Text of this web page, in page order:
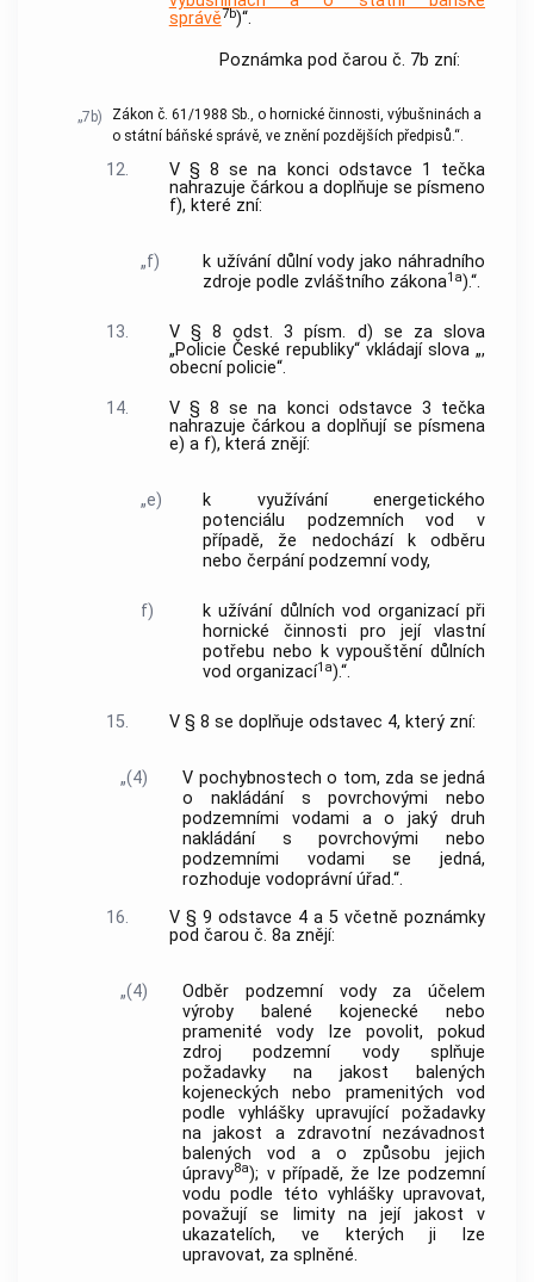
správě7b)“.
Poznámka pod čarou č. 7b zní:
„7b)
Zákon č. 61/1988 Sb., o hornické činnosti, výbušninách a
o státní báňské správě, ve znění pozdějších předpisů.“.
12.
V § 8 se na konci odstavce 1 tečka
nahrazuje čárkou a doplňuje se písmeno
f), které zní:
„f)
k užívání důlní vody jako náhradního
zdroje podle zvláštního zákona1a).“.
13.
V § 8 odst. 3 písm. d) se za slova
„Policie České republiky“ vkládají slova „,
obecní policie“.
14.
V § 8 se na konci odstavce 3 tečka
nahrazuje čárkou a doplňují se písmena
e) a f), která znějí:
„e)
k využívání energetického
potenciálu podzemních vod v
případě, že nedochází k odběru
nebo čerpání podzemní vody,
f)
k užívání důlních vod organizací při
hornické činnosti pro její vlastní
potřebu nebo k vypouštění důlních
vod organizací1a).“.
15. V § 8 se doplňuje odstavec 4, který zní:
„(4)
V pochybnostech o tom, zda se jedná
o nakládání s povrchovými nebo
podzemními vodami a o jaký druh
nakládání s povrchovými nebo
podzemními vodami se jedná,
rozhoduje vodoprávní úřad.“.
16.
V § 9 odstavce 4 a 5 včetně poznámky
pod čarou č. 8a znějí:
„(4)
Odběr podzemní vody za účelem
výroby balené kojenecké nebo
pramenité vody lze povolit, pokud
zdroj podzemní vody splňuje
požadavky na jakost balených
kojeneckých nebo pramenitých vod
podle vyhlášky upravující požadavky
na jakost a zdravotní nezávadnost
balených vod a o způsobu jejich
úpravy8a); v případě, že lze podzemní
vodu podle této vyhlášky upravovat,
považují se limity na její jakost v
ukazatelích, ve kterých ji lze
upravovat, za splněné.